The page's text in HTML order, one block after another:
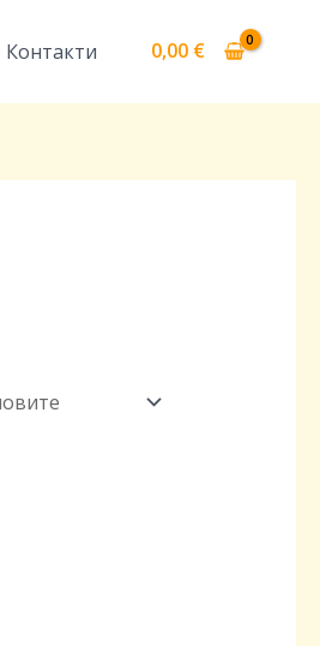
Контакти 0,00 €